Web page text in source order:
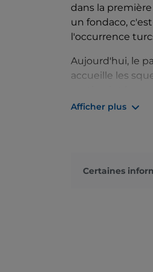
dans la
un fondaco,
l'occurrence
Aujourd'hui, le
accueille les
des formations
femme au
Afficher plus
Certaines